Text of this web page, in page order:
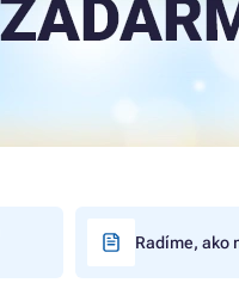
Radíme, ako